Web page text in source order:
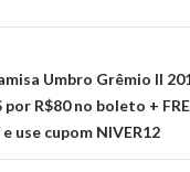
Umbro Grêmio II
R$80 no boleto +
use cupom NIVER12